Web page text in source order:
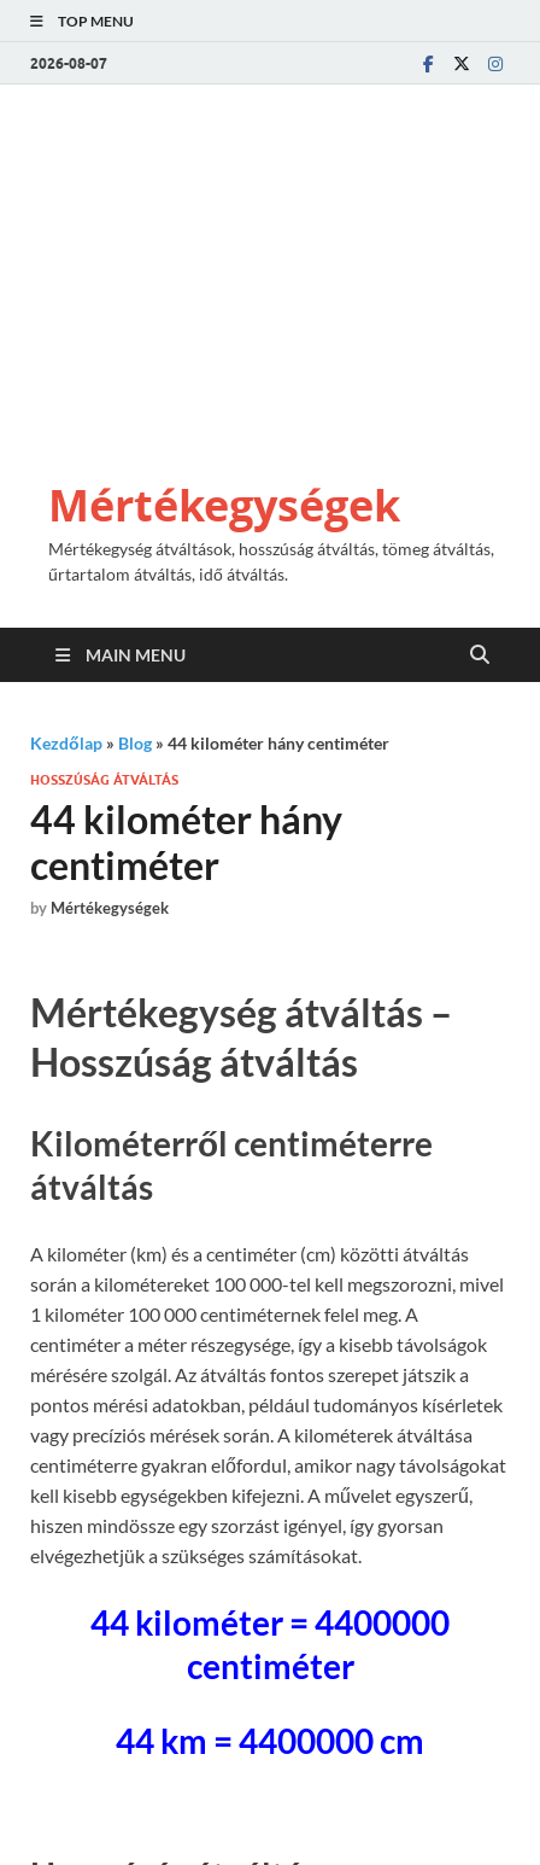
TOP MENU
2026-08-07
Mértékegységek
Mértékegység átváltások, hosszúság átváltás, tömeg átváltás,
űrtartalom átváltás, idő átváltás.
MAIN MENU
Kezdőlap » Blog » 44 kilométer hány centiméter
HOSSZÚSÁG ÁTVÁLTÁS
44 kilométer hány
centiméter
by Mértékegységek
Mértékegység átváltás –
Hosszúság átváltás
Kilométerről centiméterre
átváltás
A kilométer (km) és a centiméter (cm) közötti átváltás
során a kilométereket 100 000-tel kell megszorozni, mivel
1 kilométer 100 000 centiméternek felel meg. A
centiméter a méter részegysége, így a kisebb távolságok
mérésére szolgál. Az átváltás fontos szerepet játszik a
pontos mérési adatokban, például tudományos kísérletek
vagy precíziós mérések során. A kilométerek átváltása
centiméterre gyakran előfordul, amikor nagy távolságokat
kell kisebb egységekben kifejezni. A művelet egyszerű,
hiszen mindössze egy szorzást igényel, így gyorsan
elvégezhetjük a szükséges számításokat.
44 kilométer = 4400000
centiméter
44 km = 4400000 cm